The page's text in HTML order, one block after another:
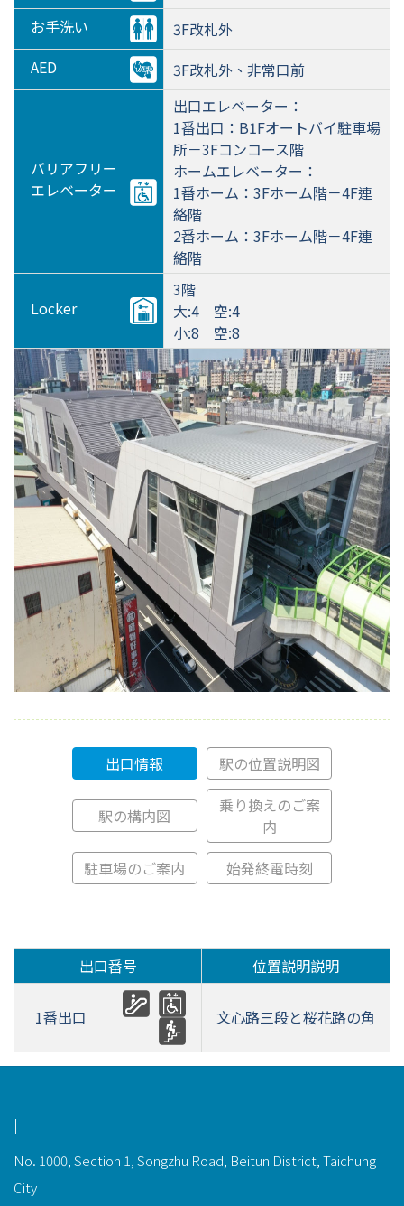
お手洗い
3F改札外
AED
3F改札外、非常口前
バリアフリー
エレベーター
出口エレベーター：
1番出口：B1Fオートバイ駐車場
所－3Fコンコース階
ホームエレベーター：
1番ホーム：3Fホーム階－4F連
絡階
2番ホーム：3Fホーム階－4F連
絡階
Locker
3階
大:4 空:4
小:8 空:8
出口情報 駅の位置説明図
駅の構内図
乗り換えのご案
内
駐車場のご案内
始発終電時刻
出口番号 位置説明説明
1番出口 文心路三段と桜花路の角
功能選單連結
|
No. 1000, Section 1, Songzhu Road, Beitun District, Taichung
City